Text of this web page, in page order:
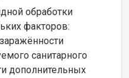
обработки
факторов:
санитарного
дополнительных